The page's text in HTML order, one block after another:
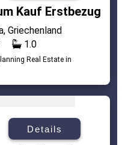
Kauf Erstbezug
Griechenland
1.0
Real Estate in
Details